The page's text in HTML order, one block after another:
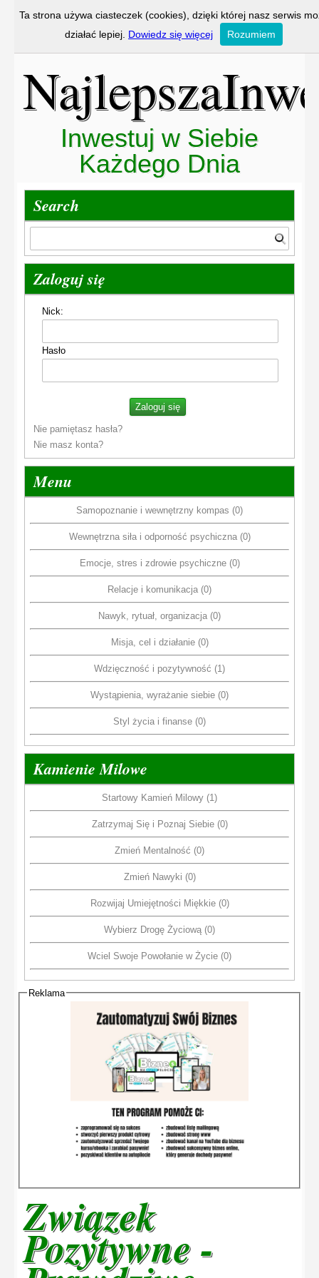
Inwestuj w Siebie
Każdego Dnia
Search
Zaloguj się
Nick:
Hasło
Nie pamiętasz hasła?
Nie masz konta?
Menu
Samopoznanie i wewnętrzny kompas (0)
Wewnętrzna siła i odporność psychiczna (0)
Emocje, stres i zdrowie psychiczne (0)
Relacje i komunikacja (0)
Nawyk, rytuał, organizacja (0)
Misja, cel i działanie (0)
Wdzięczność i pozytywność (1)
Wystąpienia, wyrażanie siebie (0)
Styl życia i finanse (0)
Kamienie Milowe
Startowy Kamień Milowy (1)
Zatrzymaj Się i Poznaj Siebie (0)
Zmień Mentalność (0)
Zmień Nawyki (0)
Rozwijaj Umiejętności Miękkie (0)
Wybierz Drogę Życiową (0)
Wciel Swoje Powołanie w Życie (0)
Reklama
Związek
Pozytywne -
Ta strona używa ciasteczek (cookies), dzięki której nasz serwis
działać lepiej. Dowiedz się więcej Rozumiem